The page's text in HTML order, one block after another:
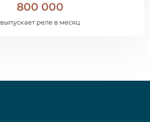
800 000
выпускает реле в месяц